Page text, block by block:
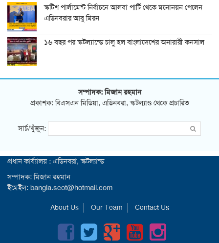
স্কটিশ পার্লামেন্ট নির্বাচনে আলবা পার্টি থেকে মনোনয়ন পেলেন
এডিনবরার আবু মিরন
১৬ বছর পর স্কটল্যান্ডে চালু হল বাংলাদেশের অনারারী কনসাল
সম্পাদক: মিজান রহমান
প্রকাশক: বিএসএন মিডিয়া, এডিনবরা, স্কটল্যাণ্ড থেকে প্রচারিত
সার্চ/খুঁজুন:
প্রধান কার্য্যালয় : এডিনবরা, স্কটল্যান্ড
সম্পাদক: মিজান রহমান
ইমেইল: bangla.scot@hotmail.com
About Us Our Team Contact Us